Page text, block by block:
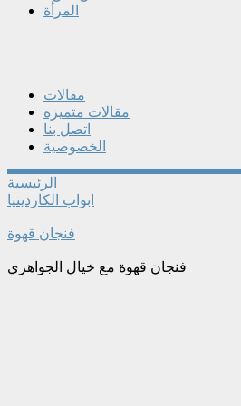
المرأة
مقالات
مقالات متميزه
اتصل بنا
الخصوصية
الرئيسية
ابواب الكاردينيا
فنجان قهوة
فنجان قهوة مع خيال الجواهري